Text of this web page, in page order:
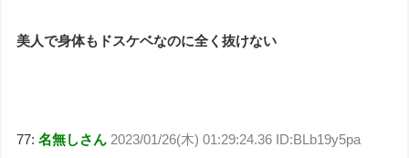
美人で身体もドスケベなのに全く抜けない
77:名無しさん 2023/01/26(木) 01:29:24.36 ID:BLb19y5pa